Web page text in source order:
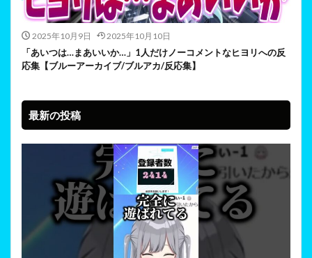
2025年10月9日 2025年10月10日
「あいつは…まあいいか…」1人だけノーコメントなヒヨリへの反
応集【ブルーアーカイブ/ブルアカ/反応集】
最新の投稿